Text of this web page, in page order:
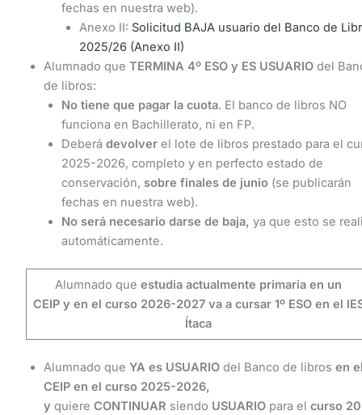
fechas en nuestra web).
Anexo II: Solicitud BAJA usuario del Banco de
2025/26 (Anexo II)
Alumnado que TERMINA 4º ESO y ES USUARIO del
de libros:
No tiene que pagar la cuota. El banco de libros NO
funciona en Bachillerato, ni en FP.
Deberá devolverel lote de libros prestado para el
2025-2026, completo y en perfecto estado de
conservación, sobre finales de junio(se publicarán
fechas en nuestra web).
No será necesario darse de baja, ya que esto se
automáticamente.
Alumnado queestudia actualmente primaria en un
CEIP y en el curso 2026-2027 va a cursar 1º ESO en el
Ítaca
Alumnado que YA es USUARIO del Banco de libros en
CEIPen el curso 2025-2026,
y quiere CONTINUAR siendo USUARIO para el curso